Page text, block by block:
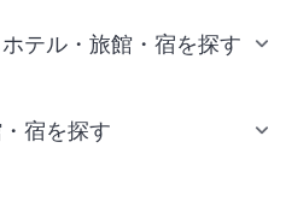
テル・旅館・宿を探す
宿を探す